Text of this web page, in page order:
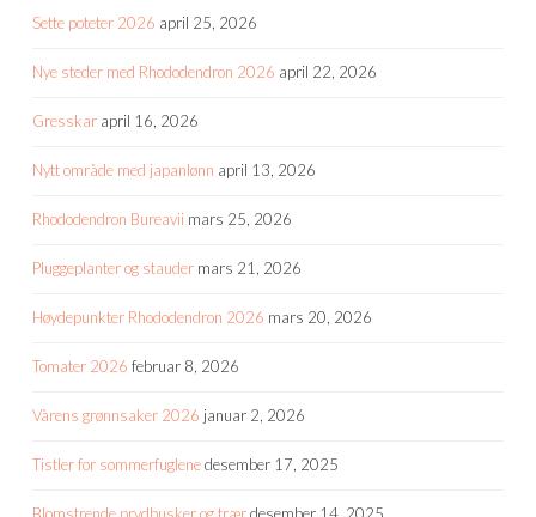
Sette poteter 2026 april 25, 2026
Nye steder med Rhododendron 2026 april 22, 2026
Gresskar april 16, 2026
Nytt område med japanlønn april 13, 2026
Rhododendron Bureavii mars 25, 2026
Pluggeplanter og stauder mars 21, 2026
Høydepunkter Rhododendron 2026 mars 20, 2026
Tomater 2026 februar 8, 2026
Vårens grønnsaker 2026 januar 2, 2026
Tistler for sommerfuglenedesember 17, 2025